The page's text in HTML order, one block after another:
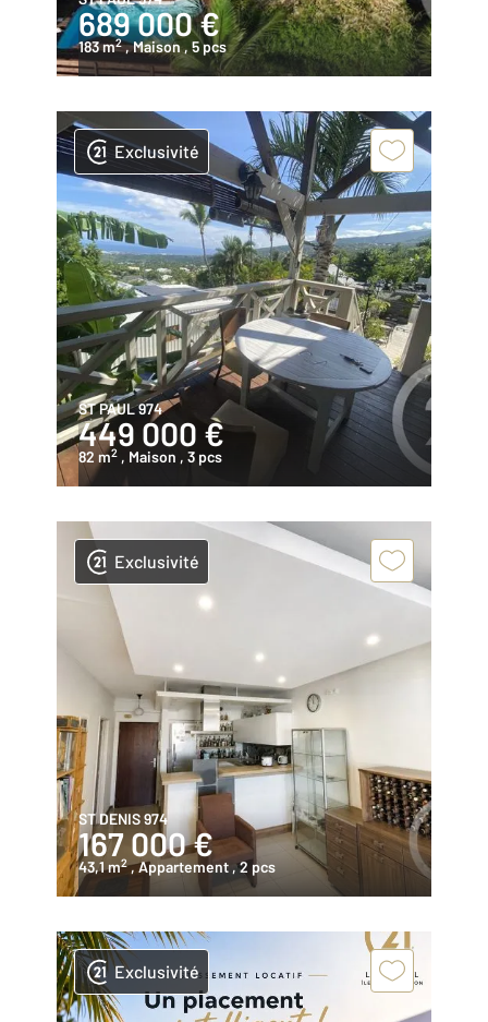
689 000 €
183 m2 , Maison , 5 pcs
Exclusivité
ST PAUL 974
449 000 €
82 m2 , Maison , 3 pcs
Exclusivité
ST DENIS 974
167 000 €
43,1 m2 , Appartement , 2 pcs
Exclusivité